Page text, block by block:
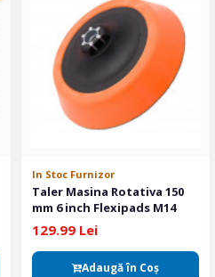
In Stoc Furnizor
Taler Masina Rotativa 150
mm 6 inch Flexipads M14
129.99 Lei
Adaugă în Coş